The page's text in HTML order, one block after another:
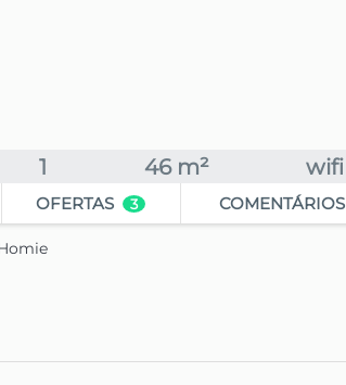
1 46 m² wifi
OFERTAS 3 COMENTÁRIOS